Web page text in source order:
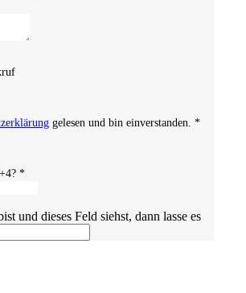
gelesen und bin einverstanden. *
*
und dieses Feld siehst, dann lasse es